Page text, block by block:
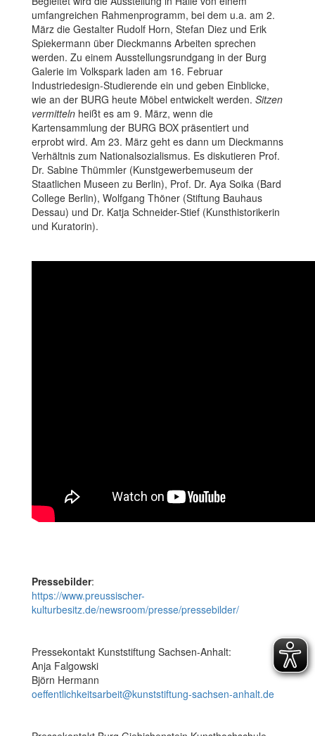
umfangreichen Rahmenprogramm, bei dem u.a. am 2.
März die Gestalter Rudolf Horn, Stefan Diez und Erik
Spiekermann über Dieckmanns Arbeiten sprechen
werden. Zu einem Ausstellungsrundgang in der Burg
Galerie im Volkspark laden am 16. Februar
Industriedesign-Studierende ein und geben Einblicke,
wie an der BURG heute Möbel entwickelt werden. Sitzen
vermitteln heißt es am 9. März, wenn die
Kartensammlung der BURG BOX präsentiert und
erprobt wird. Am 23. März geht es dann um Dieckmanns
Verhältnis zum Nationalsozialismus. Es diskutieren Prof.
Dr. Sabine Thümmler (Kunstgewerbemuseum der
Staatlichen Museen zu Berlin), Prof. Dr. Aya Soika (Bard
College Berlin), Wolfgang Thöner (Stiftung Bauhaus
Dessau) und Dr. Katja Schneider-Stief (Kunsthistorikerin
und Kuratorin).
Pressebilder:
https://www.preussischer-
kulturbesitz.de/newsroom/presse/pressebilder/
Pressekontakt Kunststiftung Sachsen-Anhalt:
Anja Falgowski
Björn Hermann
oeffentlichkeitsarbeit@kunststiftung-sachsen-anhalt.de